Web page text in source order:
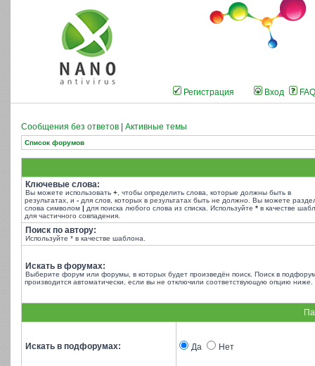
Регистрация Вход FAQ
Сообщения без ответов Активные темы
Список форумов
Ключевые слова:
Вы можете использовать + , чтобы определить слова, которые должны быть в
результатах, и - для слов, которых в результатах быть не должно. Вы можете
слова символом | для поиска любого слова из списка. Используйте * в качестве
для частичного совпадения.
Поиск по автору:
Используйте * в качестве шаблона.
Искать в форумах:
Выберите форум или форумы, в которых будет произведён поиск. Поиск в
производится автоматически, если вы не отключили соответствующую опцию ниже.
Искать в подфорумах: Да Нет